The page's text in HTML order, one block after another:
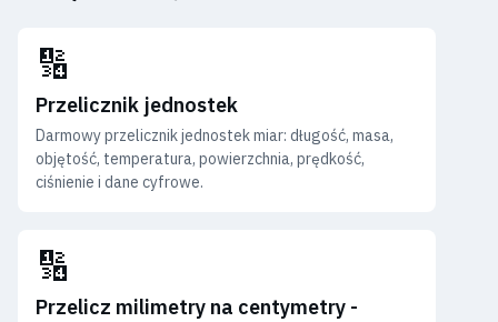
🔢
Przelicznik jednostek
Darmowy przelicznik jednostek miar: długość, masa,
objętość, temperatura, powierzchnia, prędkość,
ciśnienie i dane cyfrowe.
🔢
Przelicz milimetry na centymetry -